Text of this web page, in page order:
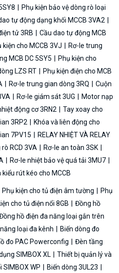
Phụ kiện bảo vệ dòng rò loại
tự động dạng khối MCCB 3VA2
tử 3RB
Cầu dao tự động MCB
kiện cho MCCB 3VJ
Rơ-le trung
MCB DC 5SY5
Phụ kiện cho
LZS RT
Phụ kiện điện cho MCB
Rơ-le trung gian dòng 3RQ
Cuộn
Rơ-le giám sát 3UG
Motor nạp
động cơ 3RN2
Tay xoay cho
3RP2
Khóa và liên động cho
7PV15
RELAY NHIỆT VÀ RELAY
RCD 3VA
Rơ-le an toàn 3SK
Rơ-le nhiệt bảo vệ quá tải 3MU7
rút kéo cho MCCB
Phụ kiện cho tủ điện âm tường
Phụ
cho tủ điện nổi 8GB
Đồng hồ
hồ điện đa năng loại gắn trên
loại đa kênh
Biến dòng đo
đo PAC Powerconfig
Đèn tầng
SIMBOX XL
Thiết bị quản lý và
SIMBOX WP Biến dòng 3UL23